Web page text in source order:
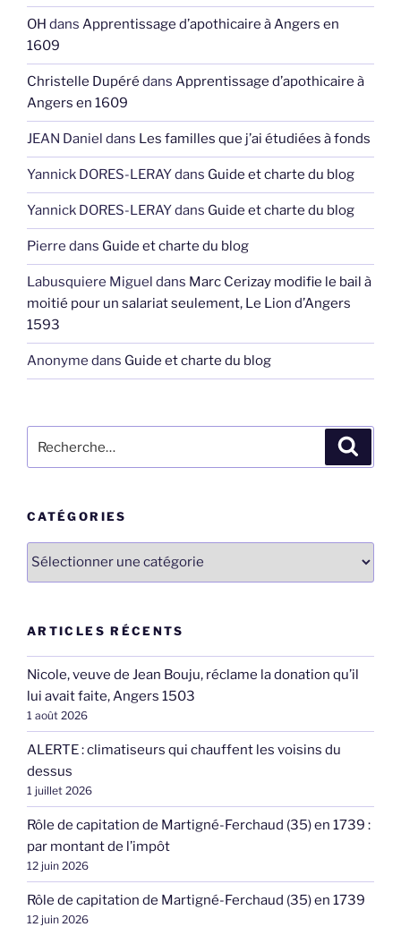
OH dans Apprentissage d’apothicaire à Angers en
1609
Christelle Dupéré dans Apprentissage d’apothicaire à
Angers en 1609
JEAN Daniel dans Les familles que j’ai étudiées à fonds
Yannick DORES-LERAYdans Guide et charte du blog
Yannick DORES-LERAYdans Guide et charte du blog
Pierre dans Guide et charte du blog
Labusquiere Miguel dans Marc Cerizay modifie le bail à
moitié pour un salariat seulement, Le Lion d’Angers
1593
Anonyme dans Guide et charte du blog
pour
CATÉGORIES
Catégories
ARTICLES RÉCENTS
Nicole, veuve de Jean Bouju, réclame la donation qu’il
lui avait faite, Angers 1503
1 août 2026
ALERTE : climatiseurs qui chauffent les voisins du
dessus
1 juillet 2026
Rôle de capitation de Martigné-Ferchaud (35) en 1739 :
par montant de l’impôt
12 juin 2026
Rôle de capitation de Martigné-Ferchaud (35) en 1739
12 juin 2026